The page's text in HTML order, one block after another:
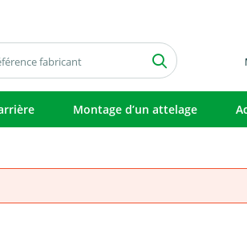
Montage d’un attelage